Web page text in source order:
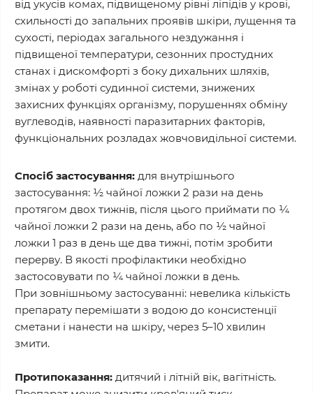
від укусів комах, підвищеному рівні ліпідів у крові,
схильності до запальних проявів шкіри, лущення та
сухості, періодах загального нездужання і
підвищеної температури, сезонних простудних
станах і дискомфорті з боку дихальних шляхів,
змінах у роботі судинної системи, знижених
захисних функціях організму, порушеннях обміну
вуглеводів, наявності паразитарних факторів,
функціональних розладах жовчовидільної системи.
Спосіб застосування: для внутрішнього
застосування: ½ чайної ложки 2 рази на день
протягом двох тижнів, після цього приймати по ¼
чайної ложки 2 рази на день, або по ½ чайної
ложки 1 раз в день ще два тижні, потім зробити
перерву. В якості профілактики необхідно
застосовувати по ¼ чайної ложки в день.
При зовнішньому застосуванні: невелика кількість
препарату перемішати з водою до консистенції
сметани і нанести на шкіру, через 5–10 хвилин
змити.
Протипоказання: дитячий і літній вік, вагітність.